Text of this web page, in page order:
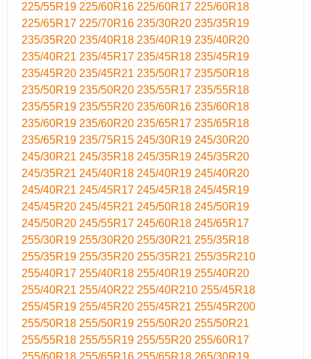
225/55R19 225/60R16 225/60R17 225/60R18
225/65R17 225/70R16 235/30R20 235/35R19
235/35R20 235/40R18 235/40R19 235/40R20
235/40R21 235/45R17 235/45R18 235/45R19
235/45R20 235/45R21 235/50R17 235/50R18
235/50R19 235/50R20 235/55R17 235/55R18
235/55R19 235/55R20 235/60R16 235/60R18
235/60R19 235/60R20 235/65R17 235/65R18
235/65R19 235/75R15 245/30R19 245/30R20
245/30R21 245/35R18 245/35R19 245/35R20
245/35R21 245/40R18 245/40R19 245/40R20
245/40R21 245/45R17 245/45R18 245/45R19
245/45R20 245/45R21 245/50R18 245/50R19
245/50R20 245/55R17 245/60R18 245/65R17
255/30R19 255/30R20 255/30R21 255/35R18
255/35R19 255/35R20 255/35R21 255/35R210
255/40R17 255/40R18 255/40R19 255/40R20
255/40R21 255/40R22 255/40R210 255/45R18
255/45R19 255/45R20 255/45R21 255/45R200
255/50R18 255/50R19 255/50R20 255/50R21
255/55R18 255/55R19 255/55R20 255/60R17
255/60R18 255/65R16 255/65R18 265/30R19